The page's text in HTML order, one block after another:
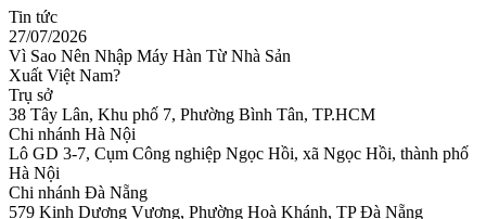
Tin tức
27/07/2026
Vì Sao Nên Nhập Máy Hàn Từ Nhà Sản
Xuất Việt Nam?
Trụ sở
38 Tây Lân, Khu phố 7, Phường Bình Tân, TP.HCM
Chi nhánh Hà Nội
Lô GD 3-7, Cụm Công nghiệp Ngọc Hồi, xã Ngọc Hồi, thành phố
Hà Nội
Chi nhánh Đà Nẵng
579 Kinh Dương Vương, Phường Hoà Khánh, TP Đà Nẵng